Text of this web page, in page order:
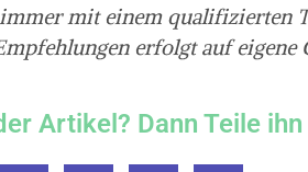
mit einem qualifizierten
erfolgt auf
Artikel? Dann Teile